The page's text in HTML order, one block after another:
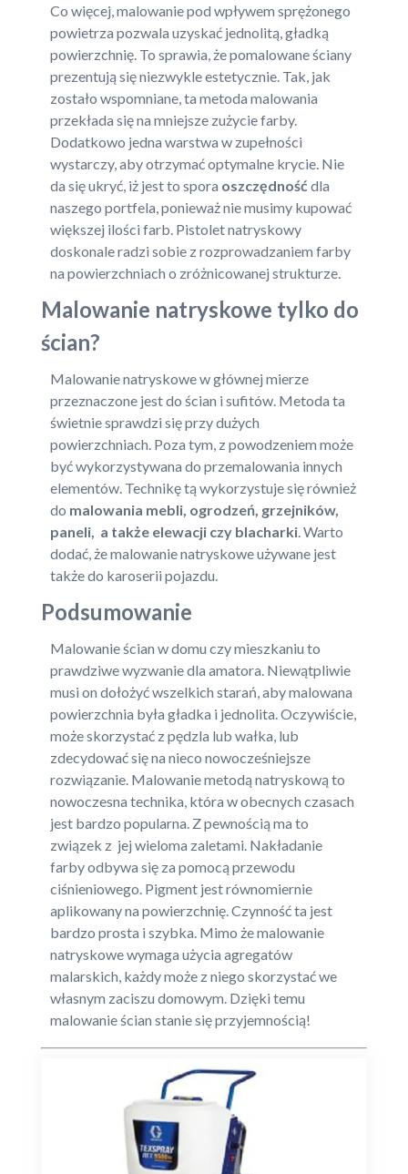
Co więcej, malowanie pod wpływem sprężonego
powietrza pozwala uzyskać jednolitą, gładką
powierzchnię. To sprawia, że pomalowane ściany
prezentują się niezwykle estetycznie. Tak, jak
zostało wspomniane, ta metoda malowania
przekłada się na mniejsze zużycie farby.
Dodatkowo jedna warstwa w zupełności
wystarczy, aby otrzymać optymalne krycie. Nie
da się ukryć, iż jest to spora oszczędność dla
naszego portfela, ponieważ nie musimy kupować
większej ilości farb. Pistolet natryskowy
doskonale radzi sobie z rozprowadzaniem farby
na powierzchniach o zróżnicowanej strukturze.
Malowanie natryskowe tylko do
ścian?
Malowanie natryskowe w głównej mierze
przeznaczone jest do ścian i sufitów. Metoda ta
świetnie sprawdzi się przy dużych
powierzchniach. Poza tym, z powodzeniem może
być wykorzystywana do przemalowania innych
elementów. Technikę tą wykorzystuje się również
do malowania mebli, ogrodzeń, grzejników,
paneli, a także elewacji czy blacharki . Warto
dodać, że malowanie natryskowe używane jest
także do karoserii pojazdu.
Podsumowanie
Malowanie ścian w domu czy mieszkaniu to
prawdziwe wyzwanie dla amatora. Niewątpliwie
musi on dołożyć wszelkich starań, aby malowana
powierzchnia była gładka i jednolita. Oczywiście,
może skorzystać z pędzla lub wałka, lub
zdecydować się na nieco nowocześniejsze
rozwiązanie. Malowanie metodą natryskową to
nowoczesna technika, która w obecnych czasach
jest bardzo popularna. Z pewnością ma to
związek z jej wieloma zaletami. Nakładanie
farby odbywa się za pomocą przewodu
ciśnieniowego. Pigment jest równomiernie
aplikowany na powierzchnię. Czynność ta jest
bardzo prosta i szybka. Mimo że malowanie
natryskowe wymaga użycia agregatów
malarskich, każdy może z niego skorzystać we
własnym zaciszu domowym. Dzięki temu
malowanie ścian stanie się przyjemnością!